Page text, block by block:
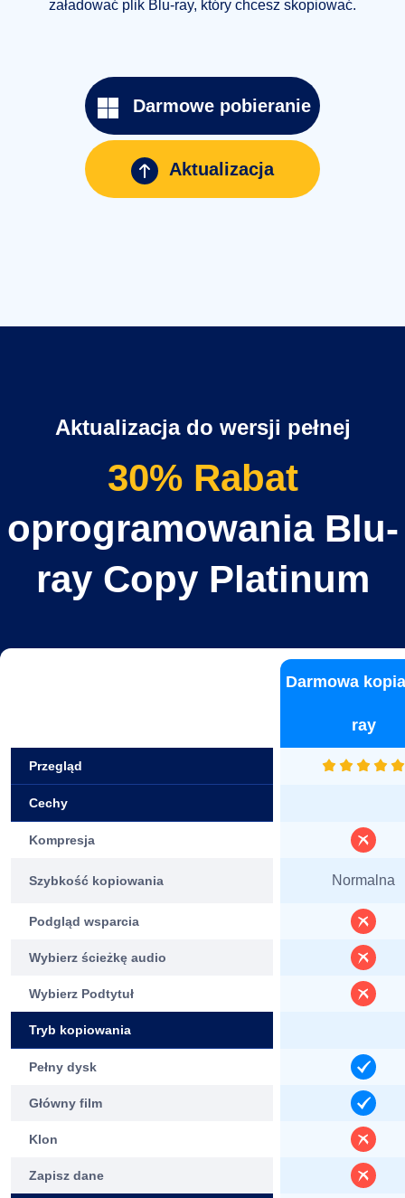
załadować plik Blu-ray, który chcesz skopiować.
Darmowe pobieranie
Aktualizacja
Aktualizacja do wersji pełnej
30% Rabat
oprogramowania Blu-
ray Copy Platinum
Darmowa
ray
Przegląd
Cechy
Kompresja
Szybkość kopiowania Normalna
Podgląd wsparcia
Wybierz ścieżkę audio
Wybierz Podtytuł
Tryb kopiowania
Pełny dysk
Główny film
Klon
Zapisz dane